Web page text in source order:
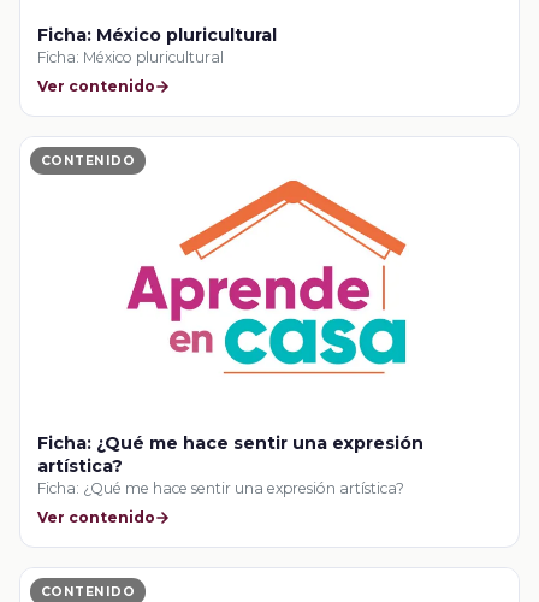
Ficha: México pluricultural
Ficha: México pluricultural
Ver contenido
CONTENIDO
Ficha: ¿Qué me hace sentir una expresión
artística?
Ficha: ¿Qué me hace sentir una expresión artística?
Ver contenido
CONTENIDO